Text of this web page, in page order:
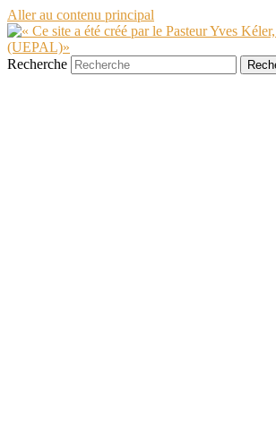
Aller au contenu principal
Recherche